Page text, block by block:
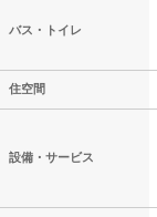
バス・トイレ
住空間
設備・サービス